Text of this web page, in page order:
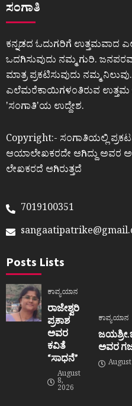
ಸಂಗಾತಿ
ಕನ್ನಡದ ಓದುಗರಿಗೆ ಉತ್ತಮವಾದ
ಒದಗಿಸುವುದು ನಮ್ಮ ಗುರಿ.
ಮಾತ್ರ ಪ್ರಕಟಿಸುವುದು ನಮ್ಮ
ಎಲೆಮರೆಕಾಯಿಗಳಂತಿರುವ ಉತ್ತಮ
ʼಸಂಗಾತಿʼಯ ಉದ್ದೇಶ.
Copyright:- ಸಂಗಾತಿಯಲ್ಲಿ
ಆಯಾಲೇಖಕರದೇ ಆಗಿದ್ದು ಅವರ
ಲೇಖಕರದೆ ಆಗಿರುತ್ತದೆ
7019100351
Posts Lists
ಕಾವ್ಯಯಾನ
ರಾಜೇಶ್ವರಿ
ಪ್ರಕಾಶ
ಅವರ
ಕವಿತೆ
“ಸಾಧನೆ”
August
8,
2026
ಕಾವ್ಯಯಾನ
ಅವರ